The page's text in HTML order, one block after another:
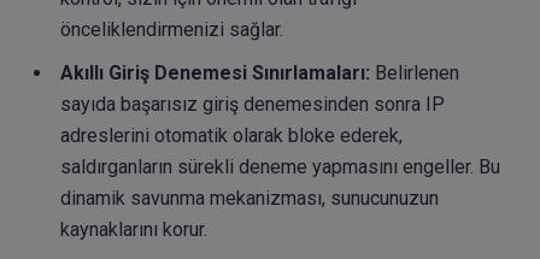
önceliklendirmenizi sağlar.
Akıllı Giriş Denemesi Sınırlamaları: Belirlenen
sayıda başarısız giriş denemesinden sonra IP
adreslerini otomatik olarak bloke ederek,
saldırganların sürekli deneme yapmasını engeller. Bu
dinamik savunma mekanizması, sunucunuzun
kaynaklarını korur.